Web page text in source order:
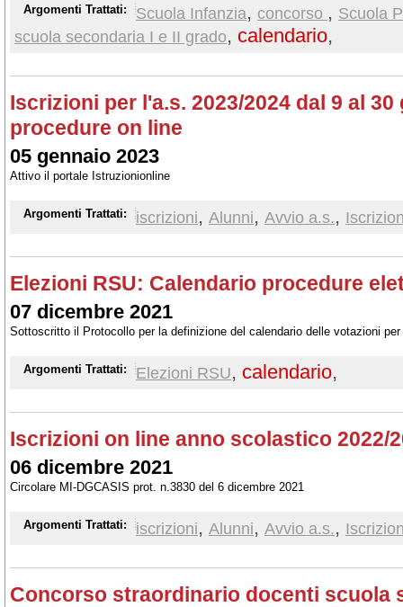
Argomenti Trattati: Scuola Infanzia, concorso , Scuola
scuola secondaria I e II grado, calendario,
Iscrizioni per l'a.s. 2023/2024 dal 9 al 30
procedure on line
05 gennaio 2023
Attivo il portale Istruzionionline
Argomenti Trattati: iscrizioni, Alunni, Avvio a.s.,
Elezioni RSU: Calendario procedure
07 dicembre 2021
Sottoscritto il Protocollo per la definizione del calendario delle votazioni
Argomenti Trattati: Elezioni RSU, calendario,
Iscrizioni on line anno scolastico 2022/
06 dicembre 2021
Circolare MI-DGCASIS prot. n.3830 del 6 dicembre 2021
Argomenti Trattati: iscrizioni, Alunni, Avvio a.s.,
Concorso straordinario docenti scuola